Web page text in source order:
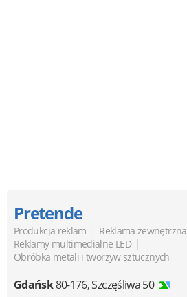
Pretende
Produkcja reklam | Reklama zewnętrzna
Reklamy multimedialne LED |
Obróbka metali i tworzyw sztucznych
Gdańsk80-176,Szczęśliwa 50